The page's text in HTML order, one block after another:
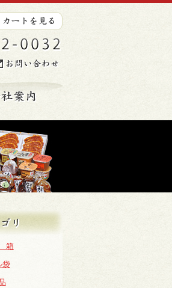
. 9:00～17:00
箱
袋